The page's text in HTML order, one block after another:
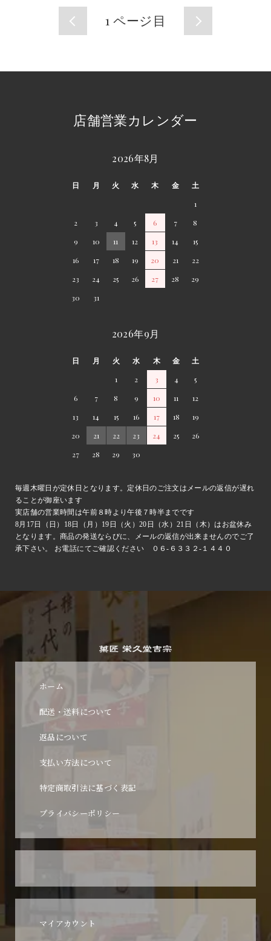
1 ページ目
店舗営業カレンダー
2026年8月
日 月 火 水 木 金
土
1
2
3 4 5 6 7
8
9
10 11 12 13 14
15
16
17 18 19 20 21
22
23
24 25 26 27 28
29
30
31
2026年9月
日 月 火 水 木 金
土
1
2 3 4
5
6
7 8 9 10 11
12
13
14 15 16 17 18
19
20
21 22 23 24 25
26
27
28 29 30
毎週木曜日が定休日となります。定休日のご注文はメールの返信が遅れ
ることが御座います
実店舗の営業時間は午前８時より午後７時半までです
8月17日（日）18日（月）19日（火）20日（水）21日（木）はお盆休み
となります。商品の発送ならびに、メールの返信が出来ませんのでご了
承下さい。 お電話にてご確認ください ０６-６３３２-１４４０
ホーム
配送・送料について
返品について
支払い方法について
特定商取引法に基づく表記
プライバシーポリシー
マイアカウント